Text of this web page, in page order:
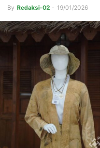
By Redaksi-02 - 19/01/2026